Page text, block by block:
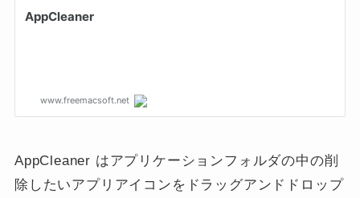
AppCleaner はアプリケーションフォルダの中の削
除したいアプリアイコンをドラッグアンドドロップ